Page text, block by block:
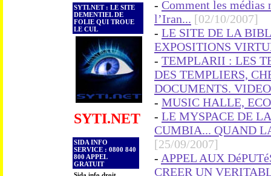
SYTI.NET : LE SITE
DEMENTIEL DE
FOLIE QUI TROUE
LE CUL
SYTI.NET
SIDA INFO
SERVICE : 0800 840
800 APPEL
GRATUIT
- Comment les médias
l’Iran... [02/10/2007]
- LE SITE DE LA
EXPOSITIONS
- TEMPLARII : LES
DES TEMPLIERS,
DOCUMENTS.
- MUSIC HALLE,
- LE MYSPACE DE
CUMBIA... QUAND
[25/09/2007]
- APPEL AUX
CREER UN